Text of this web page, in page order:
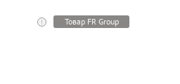
Товар FR Group